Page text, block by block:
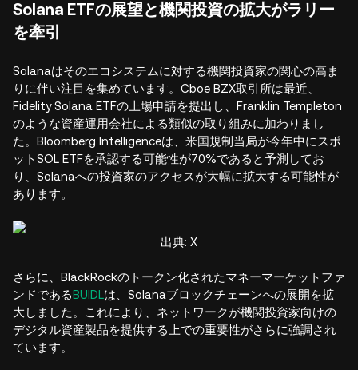
Solana ETFの展望と機関投資の拡大がラリー
を牽引
Solanaはそのエコシステムに対する機関投資家の関心の高ま
りに伴い注目を集めています。Cboe BZX取引所は最近、
Fidelity Solana ETFの上場申請を提出し、Franklin Templeton
のような資産運用会社による類似の取り組みに加わりまし
た。Bloomberg Intelligenceは、米国規制当局が今年中にスポ
ットSOL ETFを承認する可能性が70%であると予測してお
り、Solanaへの投資家のアクセスが大幅に拡大する可能性が
あります。
出典: X
さらに、BlackRockのトークン化されたマネーマーケットファ
ンドであるBUIDLは、Solanaブロックチェーンへの展開を拡
大しました。これにより、ネットワークが機関投資家向けの
デジタル資産製品を提供する上での重要性がさらに強調され
ています。